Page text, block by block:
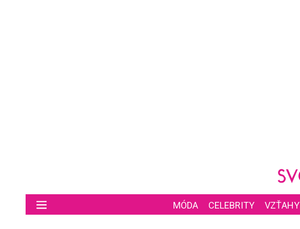
MÓDA CELEBRITY VZŤAHY